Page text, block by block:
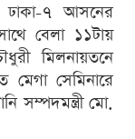
ঢাকা-৭ আসনের
বেলা ১১টায়
মিলনায়তনে
সেমিনারে
সম্পদমন্ত্রী মো.